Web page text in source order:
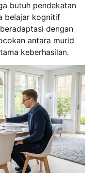
butuh pendekatan
belajar kognitif
dengan
antara murid
keberhasilan.